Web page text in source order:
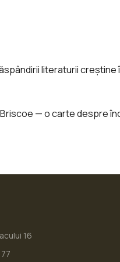
literaturii creștine
Briscoe — o carte despre
16